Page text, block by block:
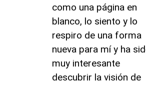
como una página en
blanco, lo siento y lo
respiro de una forma
nueva para mí y ha
muy interesante
descubrir la visión de